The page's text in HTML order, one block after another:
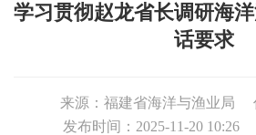
学习贯彻赵龙省长调研海
话要求
来源：福建省海洋与渔业局
发布时间：2025-11-20 10:26